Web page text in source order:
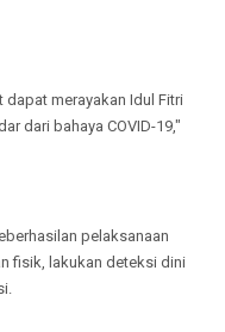
merayakan Idul Fitri
dari bahaya COVID-19,"
pelaksanaan
fisik, lakukan deteksi dini